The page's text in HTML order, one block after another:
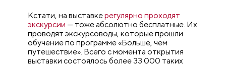
Кстати, на выставкерегулярно проходят
экскурсии — тоже абсолютно бесплатные. Их
проводят экскурсоводы, которые прошли
обучение по программе «Больше, чем
путешествие». Всего с момента открытия
выставки состоялось более 33 000 таких